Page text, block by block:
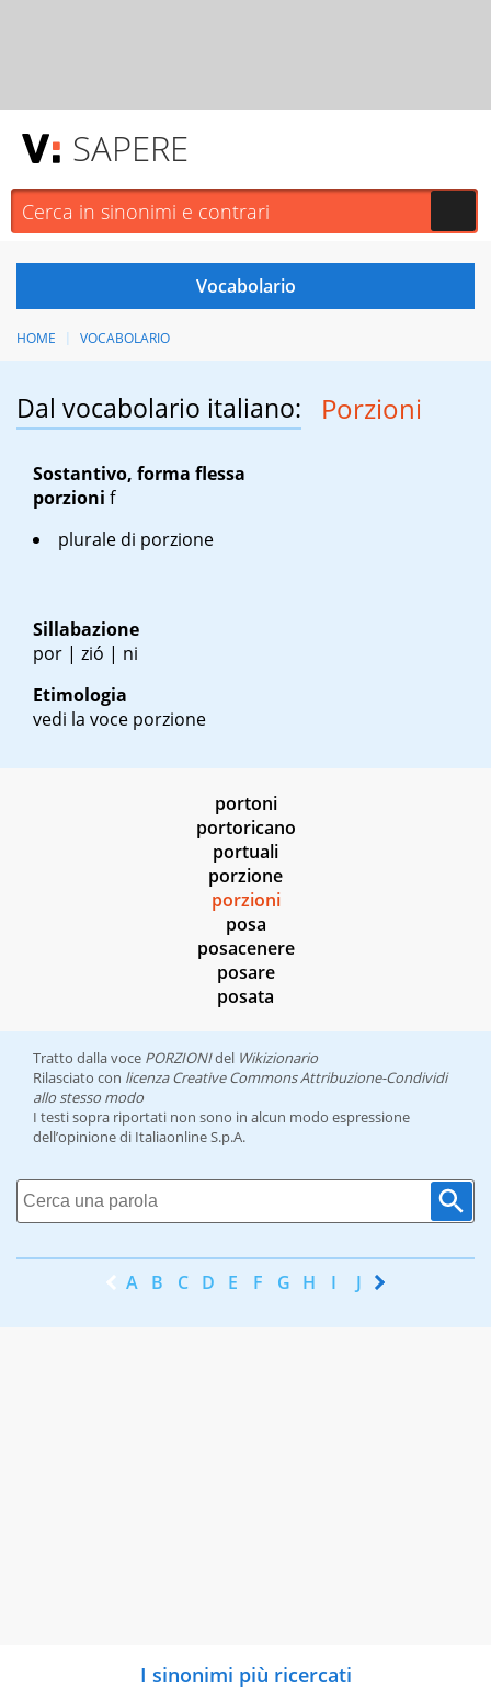
SAPERE
HOME VOCABOLARIO
Dal vocabolario italiano: Porzioni
Sostantivo, forma flessa
porzioni f
plurale di porzione
Sillabazione
por | zió | ni
Etimologia
vedi la voce porzione
portoni
portoricano
portuali
porzione
porzioni
posa
posacenere
posare
posata
Tratto dalla voce PORZIONIdel Wikizionario
Rilasciato con licenza Creative Commons Attribuzione-Condividi
allo stesso modo
I testi sopra riportati non sono in alcun modo espressione
dell’opinione di Italiaonline S.p.A.
A B C D E F G H I J K
I sinonimi più ricercati